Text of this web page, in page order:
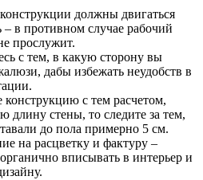
должны двигаться
– в противном случае рабочий
прослужит.
с тем, в какую сторону вы
дабы избежать неудобств в
с тем расчетом,
длину стены, то следите за тем,
до пола примерно 5 см.
на расцветку и фактуру –
вписывать в интерьер и